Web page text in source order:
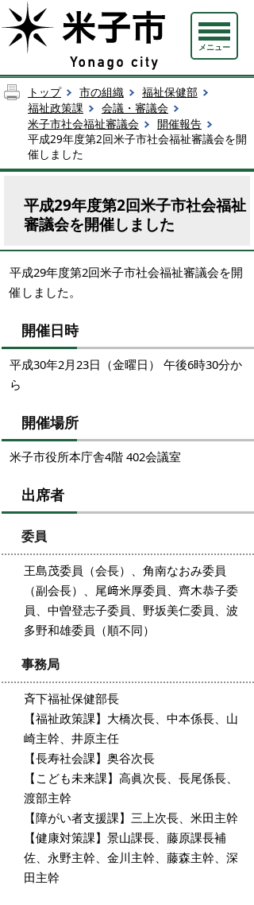
メニュー
トップ 市の組織
福祉保健部
福祉政策課
会議・審議会
米子市社会福祉審議会
開催報告
平成29年度第2回米子市社会福祉審議会を開
催しました
平成29年度第2回米子市社会福祉
審議会を開催しました
平成29年度第2回米子市社会福祉審議会を開
催しました。
開催日時
平成30年2月23日（金曜日） 午後6時30分か
ら
開催場所
米子市役所本庁舎4階 402会議室
出席者
委員
王島茂委員（会長）、角南なおみ委員
（副会長）、尾﨑米厚委員、齊木恭子委
員、中曽登志子委員、野坂美仁委員、波
多野和雄委員（順不同）
事務局
斉下福祉保健部長
【福祉政策課】大橋次長、中本係長、山
崎主幹、井原主任
【長寿社会課】奥谷次長
【こども未来課】高眞次長、長尾係長、
渡部主幹
【障がい者支援課】三上次長、米田主幹
【健康対策課】景山課長、藤原課長補
佐、永野主幹、金川主幹、藤森主幹、深
田主幹